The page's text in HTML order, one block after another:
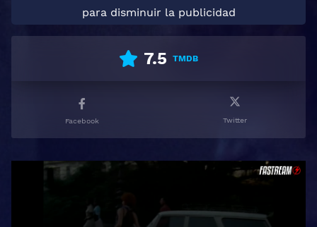
para disminuir la publicidad
7.5 TMDB
Facebook Twitter